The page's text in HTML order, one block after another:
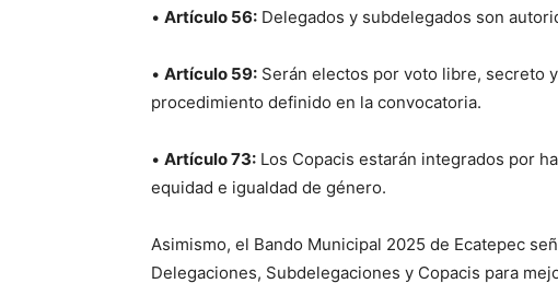
• Artículo 56: Delegados y subdelegados son
• Artículo 59: Serán electos por voto libre, secreto
procedimiento definido en la convocatoria.
• Artículo 73: Los Copacis estarán integrados por
equidad e igualdad de género.
Asimismo, el Bando Municipal 2025 de Ecatepec
Delegaciones, Subdelegaciones y Copacis para